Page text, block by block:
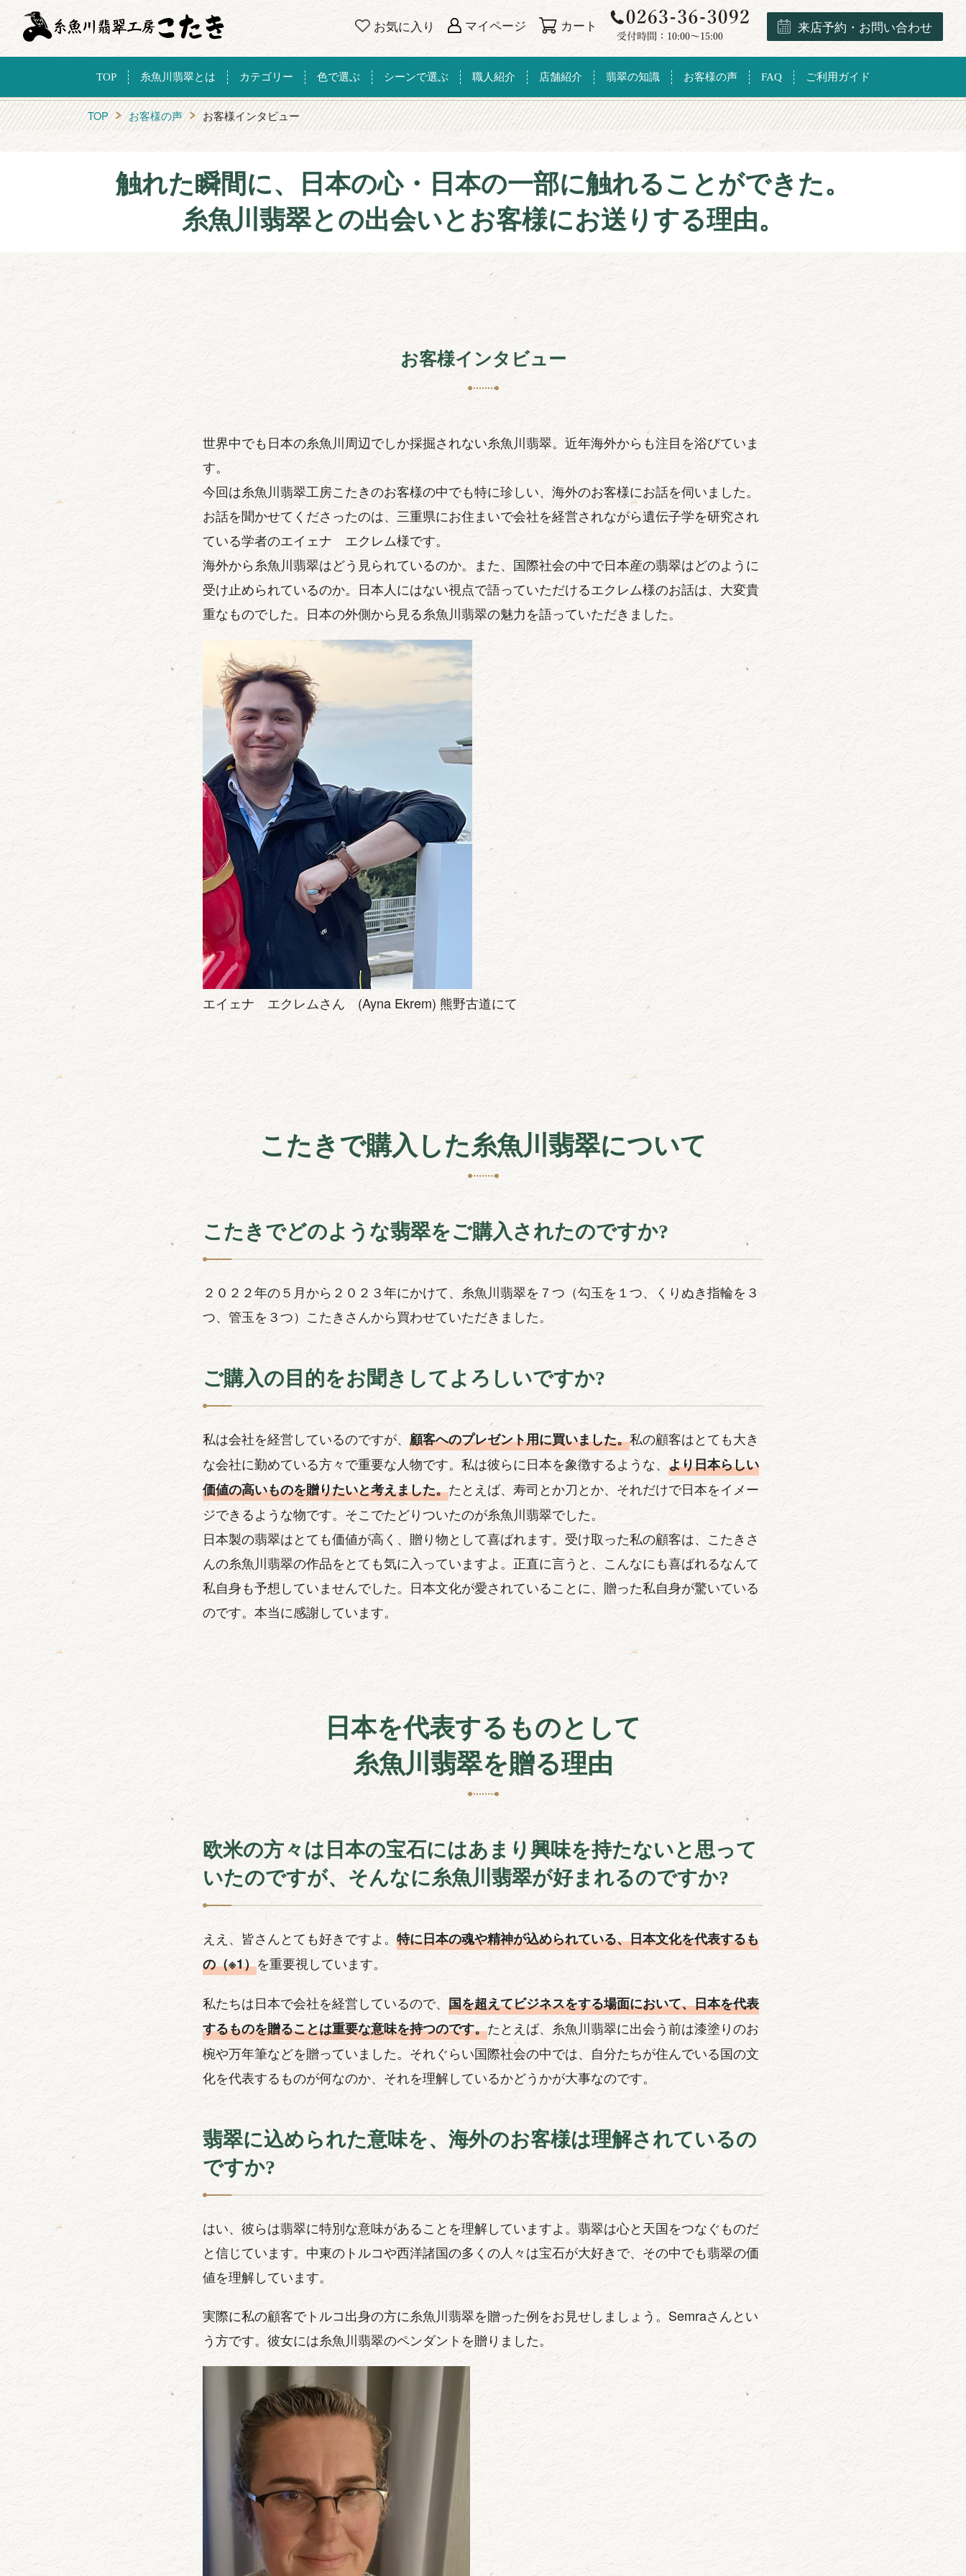
お気に入り マイページ カート 来店予約・お問い合わせ
TOP 糸魚川翡翠とは カテゴリー 色で選ぶ シーンで選ぶ 職人紹介 店舗紹介 翡翠の知識 お客様の声 FAQ ご利用ガイド
TOP お客様の声 お客様インタビュー
触れた瞬間に、日本の心・日本の一部に触れることができた。
糸魚川翡翠との出会いとお客様にお送りする理由。
お客様インタビュー
世界中でも日本の糸魚川周辺でしか採掘されない糸魚川翡翠。近年海外からも注目を浴びていま
す。
今回は糸魚川翡翠工房こたきのお客様の中でも特に珍しい、海外のお客様にお話を伺いました。
お話を聞かせてくださったのは、三重県にお住まいで会社を経営されながら遺伝子学を研究され
ている学者のエイェナ エクレム様です。
海外から糸魚川翡翠はどう見られているのか。また、国際社会の中で日本産の翡翠はどのように
受け止められているのか。日本人にはない視点で語っていただけるエクレム様のお話は、大変貴
重なものでした。日本の外側から見る糸魚川翡翠の魅力を語っていただきました。
エイェナ エクレムさん (Ayna Ekrem) 熊野古道にて
こたきで購入した糸魚川翡翠について
こたきでどのような翡翠をご購入されたのですか?
２０２２年の５月から２０２３年にかけて、糸魚川翡翠を７つ（勾玉を１つ、くりぬき指輪を３
つ、管玉を３つ）こたきさんから買わせていただきました。
ご購入の目的をお聞きしてよろしいですか?
私は会社を経営しているのですが、 顧客へのプレゼント用に買いました。私の顧客はとても大き
な会社に勤めている方々で重要な人物です。私は彼らに日本を象徴するような、 より日本らしい
価値の高いものを贈りたいと考えました。たとえば、寿司とか刀とか、それだけで日本をイメー
ジできるような物です。そこでたどりついたのが糸魚川翡翠でした。
日本製の翡翠はとても価値が高く、贈り物として喜ばれます。受け取った私の顧客は、こたきさ
んの糸魚川翡翠の作品をとても気に入っていますよ。正直に言うと、こんなにも喜ばれるなんて
私自身も予想していませんでした。日本文化が愛されていることに、贈った私自身が驚いている
のです。本当に感謝しています。
日本を代表するものとして
糸魚川翡翠を贈る理由
欧米の方々は日本の宝石にはあまり興味を持たないと思って
いたのですが、そんなに糸魚川翡翠が好まれるのですか?
ええ、皆さんとても好きですよ。 特に日本の魂や精神が込められている、日本文化を代表するも
の（※1）を重要視しています。
私たちは日本で会社を経営しているので、 国を超えてビジネスをする場面において、日本を代表
するものを贈ることは重要な意味を持つのです。たとえば、糸魚川翡翠に出会う前は漆塗りのお
椀や万年筆などを贈っていました。それぐらい国際社会の中では、自分たちが住んでいる国の文
化を代表するものが何なのか、それを理解しているかどうかが大事なのです。
翡翠に込められた意味を、海外のお客様は理解されているの
ですか?
はい、彼らは翡翠に特別な意味があることを理解していますよ。翡翠は心と天国をつなぐものだ
と信じています。中東のトルコや西洋諸国の多くの人々は宝石が大好きで、その中でも翡翠の価
値を理解しています。
実際に私の顧客でトルコ出身の方に糸魚川翡翠を贈った例をお見せしましょう。Semraさんとい
う方です。彼女には糸魚川翡翠のペンダントを贈りました。